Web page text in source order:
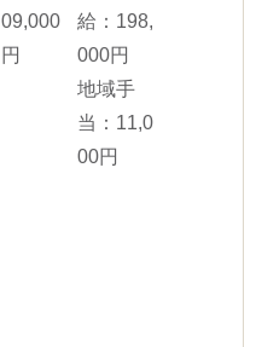
09,000
円
給：198,
000円
地域手
当：11,0
00円